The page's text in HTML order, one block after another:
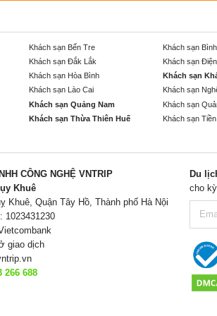
Khách sạn Bến Tre Khách sạn
Khách sạn Đắk Lắk Khách sạn
Khách sạn Hòa Bình Khách sạn
Khách sạn Lào Cai Khách sạn
Khách sạn Quảng Nam Khách sạn
Khách sạn Thừa Thiên Huế Khách sạn
CÔNG NGHỆ VNTRIP
Khuê
Khuê, Quận Tây Hồ, Thành phố Hà Nội
1023431230
giao dịch
266 688
Du
cho